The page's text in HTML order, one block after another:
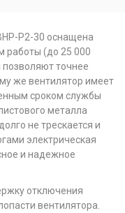
P2-30 оснащена
(до 25 000
точнее
же вентилятор имеет
сроком службы
металла
не трескается и
электрическая
и надежное
отключения
вентилятора.